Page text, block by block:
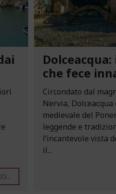
che fece
Circondato dal
Nervia,
medievale del
leggende e
l’incantevole vista
il...